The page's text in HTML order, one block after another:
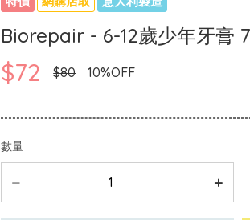
Biorepair - 6-12歲少年牙膏
$72 $80 10%OFF
數量